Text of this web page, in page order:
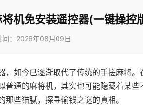
机免安装遥控器(一键操控
间：2026年08月09日
，如今已逐渐取代了传统的手搓麻将。
普通的麻将机，其实也可能隐藏着某些
些猫腻，探寻输钱之谜的真相。